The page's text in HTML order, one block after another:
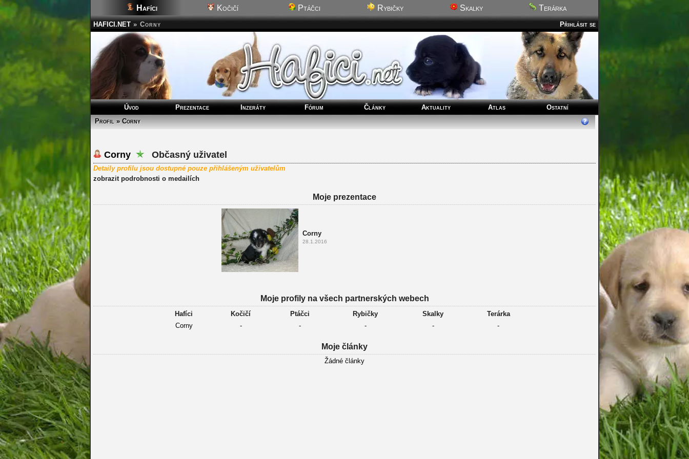
Hafíci Kočičí Ptáčci Rybičky Skalky Terárka
Přihlásit se
HAFICI.NET » Corny
Úvod Prezentace Inzeráty Fórum Články Aktuality Atlas
Ostatní
Profil » Corny
Corny Občasný uživatel
Detaily profilu jsou dostupné pouze přihlášeným uživatelům
zobrazit podrobnosti o medailích
Moje prezentace
Corny
28.1.2016
Moje profily na všech partnerských webech
Hafíci Kočičí Ptáčci Rybičky Skalky
Terárka
Corny
- - - - -
Moje články
Žádné články